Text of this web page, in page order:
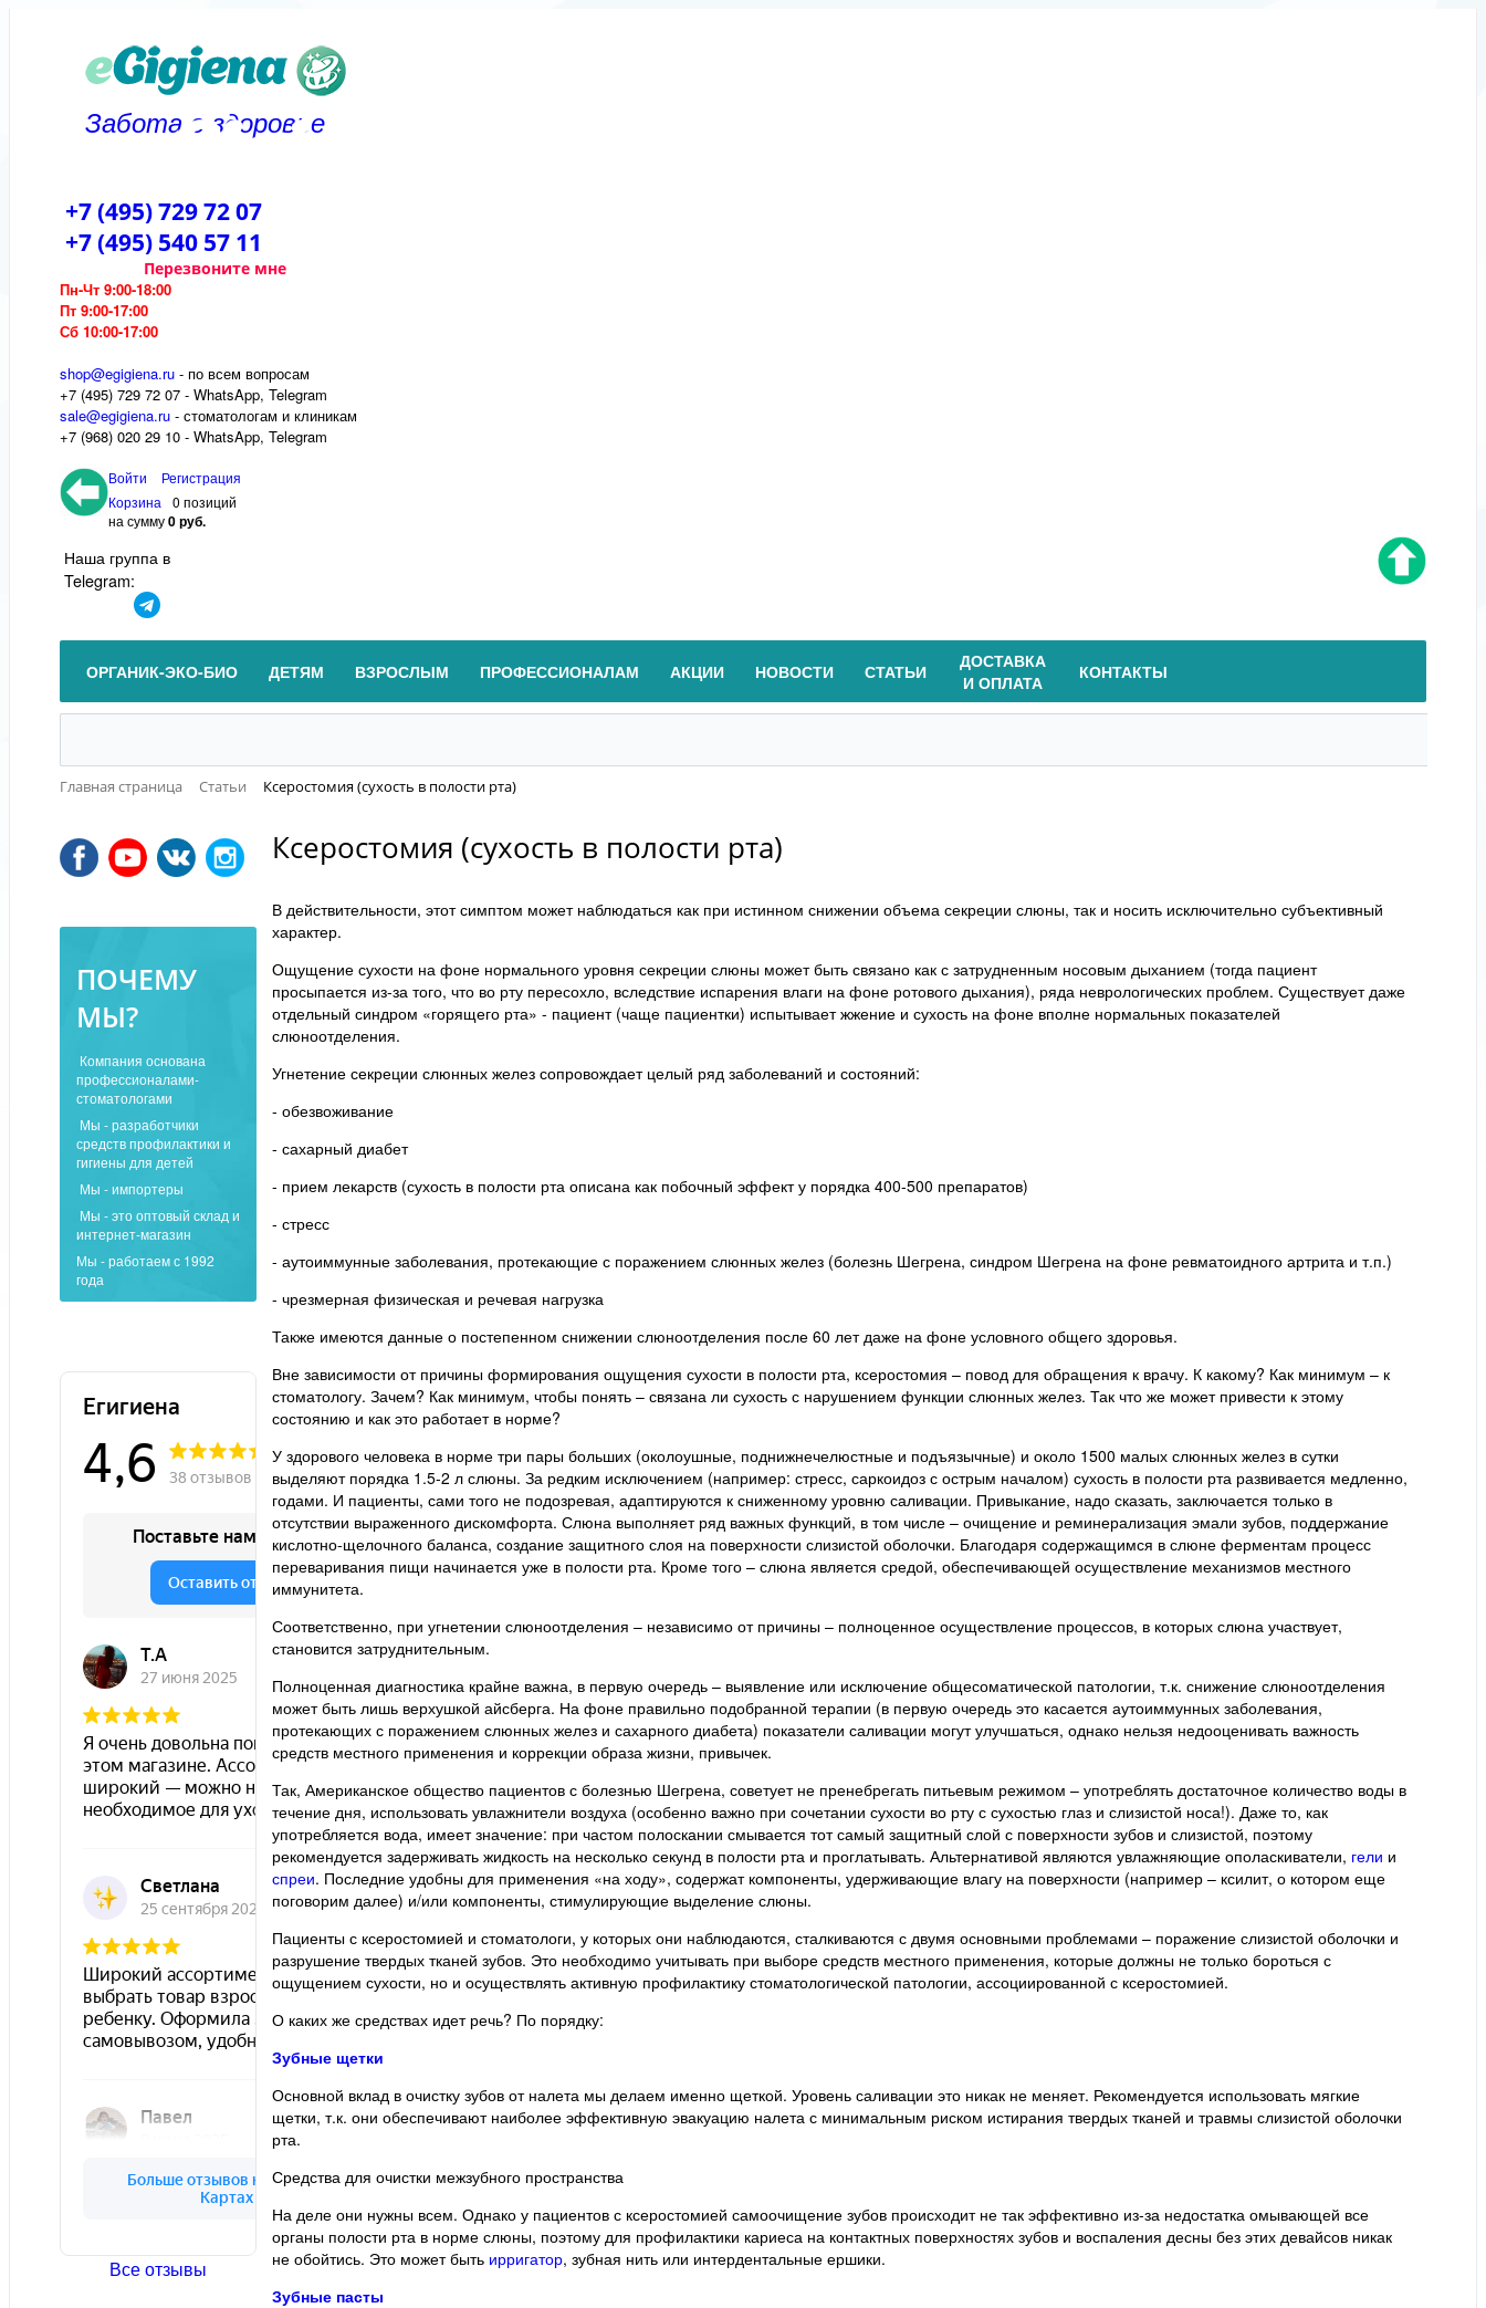
Забота о здоровье
+7 (495) 729 72 07
+7 (495) 540 57 11
Перезвоните мне
Пн-Чт 9:00-18:00
Пт 9:00-17:00
Сб 10:00-17:00
shop@egigiena.ru - по всем вопросам
‎+7 (495) 729 72 07 - WhatsApp, Telegram
sale@egigiena.ru - стоматологам и клиникам
+7 (968) 020 29 10 - WhatsApp, Telegram
Войти
Регистрация
Корзина
0 позиций
на сумму0 руб.
Наша группа в
Telegram:
ОРГАНИК-ЭКО-БИО ДЕТЯМ ВЗРОСЛЫМ ПРОФЕССИОНАЛАМ АКЦИИ НОВОСТИ СТАТЬИ
ДОСТАВКА
И ОПЛАТА
КОНТАКТЫ
Главная страница Статьи Ксеростомия (сухость в полости рта)
Ксеростомия (сухость в полости рта)
В действительности, этот симптом может наблюдаться как при истинном снижении объема секреции слюны, так и носить исключительно субъективный
характер.
Ощущение сухости на фоне нормального уровня секреции слюны может быть связано как с затрудненным носовым дыханием (тогда пациент
просыпается из-за того, что во рту пересохло, вследствие испарения влаги на фоне ротового дыхания), ряда неврологических проблем. Существует даже
отдельный синдром «горящего рта» - пациент (чаще пациентки) испытывает жжение и сухость на фоне вполне нормальных показателей
слюноотделения.
Угнетение секреции слюнных желез сопровождает целый ряд заболеваний и состояний:
- обезвоживание
- сахарный диабет
- прием лекарств (сухость в полости рта описана как побочный эффект у порядка 400-500 препаратов)
- стресс
- аутоиммунные заболевания, протекающие с поражением слюнных желез (болезнь Шегрена, синдром Шегрена на фоне ревматоидного артрита и т.п.)
- чрезмерная физическая и речевая нагрузка
Также имеются данные о постепенном снижении слюноотделения после 60 лет даже на фоне условного общего здоровья.
Вне зависимости от причины формирования ощущения сухости в полости рта, ксеростомия – повод для обращения к врачу. К какому? Как минимум – к
стоматологу. Зачем? Как минимум, чтобы понять – связана ли сухость с нарушением функции слюнных желез. Так что же может привести к этому
состоянию и как это работает в норме?
У здорового человека в норме три пары больших (околоушные, поднижнечелюстные и подъязычные) и около 1500 малых слюнных желез в сутки
выделяют порядка 1.5-2 л слюны. За редким исключением (например: стресс, саркоидоз с острым началом) сухость в полости рта развивается медленно,
годами. И пациенты, сами того не подозревая, адаптируются к сниженному уровню саливации. Привыкание, надо сказать, заключается только в
отсутствии выраженного дискомфорта. Слюна выполняет ряд важных функций, в том числе – очищение и реминерализация эмали зубов, поддержание
кислотно-щелочного баланса, создание защитного слоя на поверхности слизистой оболочки. Благодаря содержащимся в слюне ферментам процесс
переваривания пищи начинается уже в полости рта. Кроме того – слюна является средой, обеспечивающей осуществление механизмов местного
иммунитета.
Соответственно, при угнетении слюноотделения – независимо от причины – полноценное осуществление процессов, в которых слюна участвует,
становится затруднительным.
Полноценная диагностика крайне важна, в первую очередь – выявление или исключение общесоматической патологии, т.к. снижение слюноотделения
может быть лишь верхушкой айсберга. На фоне правильно подобранной терапии (в первую очередь это касается аутоиммунных заболевания,
протекающих с поражением слюнных желез и сахарного диабета) показатели саливации могут улучшаться, однако нельзя недооценивать важность
средств местного применения и коррекции образа жизни, привычек.
Так, Американское общество пациентов с болезнью Шегрена, советует не пренебрегать питьевым режимом – употреблять достаточное количество воды в
течение дня, использовать увлажнители воздуха (особенно важно при сочетании сухости во рту с сухостью глаз и слизистой носа!). Даже то, как
употребляется вода, имеет значение: при частом полоскании смывается тот самый защитный слой с поверхности зубов и слизистой, поэтому
рекомендуется задерживать жидкость на несколько секунд в полости рта и проглатывать. Альтернативой являются увлажняющие ополаскиватели, гели и
спреи. Последние удобны для применения «на ходу», содержат компоненты, удерживающие влагу на поверхности (например – ксилит, о котором еще
поговорим далее) и/или компоненты, стимулирующие выделение слюны.
Пациенты с ксеростомией и стоматологи, у которых они наблюдаются, сталкиваются с двумя основными проблемами – поражение слизистой оболочки и
разрушение твердых тканей зубов. Это необходимо учитывать при выборе средств местного применения, которые должны не только бороться с
ощущением сухости, но и осуществлять активную профилактику стоматологической патологии, ассоциированной с ксеростомией.
О каких же средствах идет речь? По порядку:
Зубные щетки
Основной вклад в очистку зубов от налета мы делаем именно щеткой. Уровень саливации это никак не меняет. Рекомендуется использовать мягкие
щетки, т.к. они обеспечивают наиболее эффективную эвакуацию налета с минимальным риском истирания твердых тканей и травмы слизистой оболочки
рта.
Средства для очистки межзубного пространства
На деле они нужны всем. Однако у пациентов с ксеростомией самоочищение зубов происходит не так эффективно из-за недостатка омывающей все
органы полости рта в норме слюны, поэтому для профилактики кариеса на контактных поверхностях зубов и воспаления десны без этих девайсов никак
не обойтись. Это может быть ирригатор, зубная нить или интердентальные ершики.
Зубные пасты
ПОЧЕМУ
МЫ?
Компания основана
профессионалами-
стоматологами
Мы - разработчики
средств профилактики и
гигиены для детей
Мы - импортеры
Мы - это оптовый склад и
интернет-магазин
Мы - работаем с 1992
года
Все отзывы